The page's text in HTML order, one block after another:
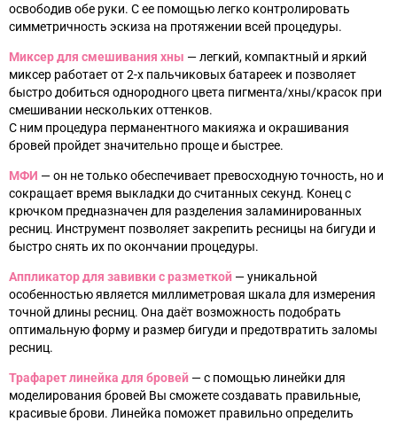
освободив обе руки. С ее помощью легко контролировать
симметричность эскиза на протяжении всей процедуры.
Миксер для смешивания хны —легкий, компактный и яркий
миксер работает от 2-х пальчиковых батареек и позволяет
быстро добиться однородного цвета пигмента/хны/красок при
смешивании нескольких оттенков.
С ним процедура перманентного макияжа и окрашивания
бровей пройдет значительно проще и быстрее.
МФИ —он не только обеспечивает превосходную точность, но и
сокращает время выкладки до считанных секунд. Конец с
крючком предназначен для разделения заламинированных
ресниц. Инструмент позволяет закрепить ресницы на бигуди и
быстро снять их по окончании процедуры.
Аппликатор для завивки с разметкой — уникальной
особенностью является миллиметровая шкала для измерения
точной длины ресниц. Она даёт возможность подобрать
оптимальную форму и размер бигуди и предотвратить заломы
ресниц.
Трафарет линейка для бровей —с помощью линейки для
моделирования бровей Вы сможете создавать правильные,
красивые брови. Линейка поможет правильно определить